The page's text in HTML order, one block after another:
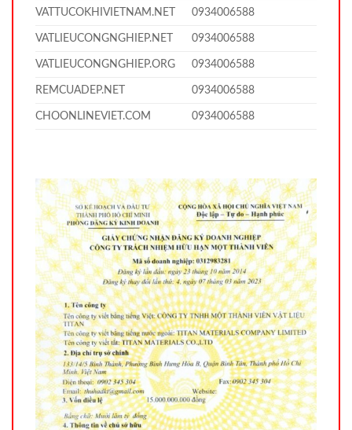
VATTUCOKHIVIETNAM.NET 0934006588
VATLIEUCONGNGHIEP.NET 0934006588
VATLIEUCONGNGHIEP.ORG 0934006588
REMCUADEP.NET 0934006588
CHOONLINEVIET.COM 0934006588